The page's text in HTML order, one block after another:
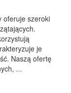
oferuje szeroki
je
Naszą ofertę
...